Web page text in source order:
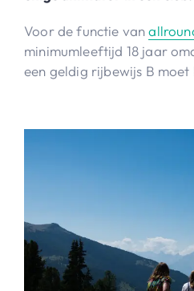
Voor de functie van
minimumleeftijd 18 jaar
een geldig rijbewijs B moet